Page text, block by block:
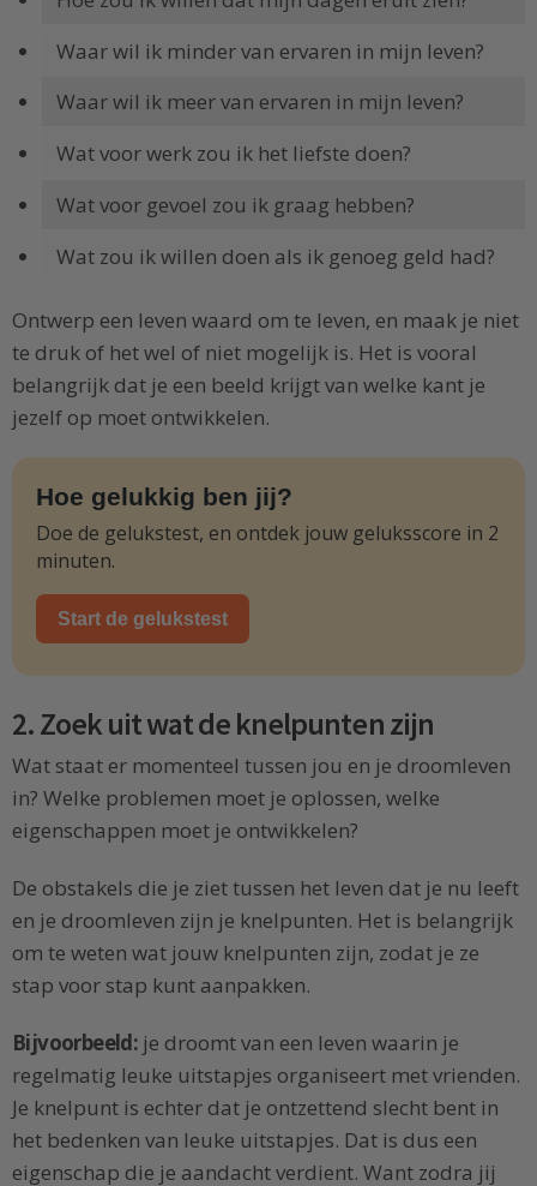
Waar wil ik minder van ervaren in mijn leven?
Waar wil ik meer van ervaren in mijn leven?
Wat voor werk zou ik het liefste doen?
Wat voor gevoel zou ik graag hebben?
Wat zou ik willen doen als ik genoeg geld had?
Ontwerp een leven waard om te leven, en maak je niet
te druk of het wel of niet mogelijk is. Het is vooral
belangrijk dat je een beeld krijgt van welke kant je
jezelf op moet ontwikkelen.
Hoe gelukkig ben jij?
Doe de gelukstest, en ontdek jouw geluksscore in 2
minuten.
Start de gelukstest
2. Zoek uit wat de knelpunten zijn
Wat staat er momenteel tussen jou en je droomleven
in? Welke problemen moet je oplossen, welke
eigenschappen moet je ontwikkelen?
De obstakels die je ziet tussen het leven dat je nu leeft
en je droomleven zijn je knelpunten. Het is belangrijk
om te weten wat jouw knelpunten zijn, zodat je ze
stap voor stap kunt aanpakken.
Bijvoorbeeld: je droomt van een leven waarin je
regelmatig leuke uitstapjes organiseert met vrienden.
Je knelpunt is echter dat je ontzettend slecht bent in
het bedenken van leuke uitstapjes. Dat is dus een
eigenschap die je aandacht verdient. Want zodra jij